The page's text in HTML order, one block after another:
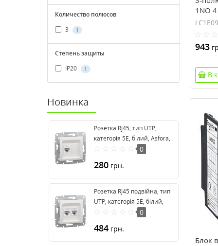
Количество полюсов
3
1
Степень защиты
IP20
1
Новинка
Розетка RJ45, тип UTP,
категорія 5E, білий, Asfora,
без рамки EPH4370121
0
280 грн.
Розетка RJ45 подвійна, тип
UTP, категорія 5E, білий,
Asfora, без рамки
0
484 грн.
1NO
943
В
Блок